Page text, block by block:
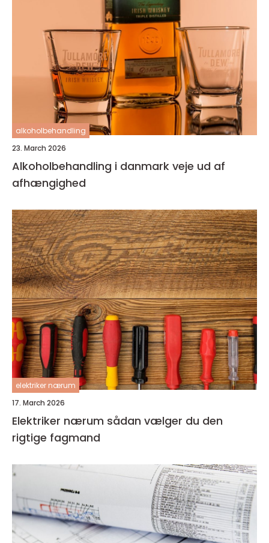
alkoholbehandling
23. March 2026
Alkoholbehandling i danmark veje ud af
afhængighed
elektriker nærum
17. March 2026
Elektriker nærum sådan vælger du den
rigtige fagmand